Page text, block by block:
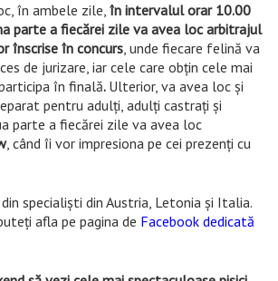
în ambele zile, în intervalul orar 10.00
parte a fiecărei zile va avea loc arbitrajul
înscrise în concurs, unde fiecare felină va
de jurizare, iar cele care obțin cele mai
în finală. Ulterior, va avea loc și
pentru adulți, adulți castrați și
parte a fiecărei zile va avea loc
, când îi vor impresiona pe cei prezenți cu
specialiști din Austria, Letonia și Italia.
afla pe pagina de Facebook dedicată